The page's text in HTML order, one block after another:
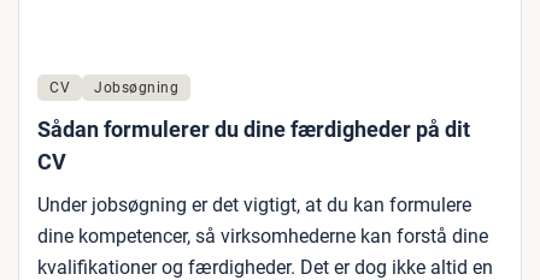
CV Jobsøgning
Sådan formulerer du dine færdigheder på dit
CV
Under jobsøgning er det vigtigt, at du kan formulere
dine kompetencer, så virksomhederne kan forstå dine
kvalifikationer og færdigheder. Det er dog ikke altid en